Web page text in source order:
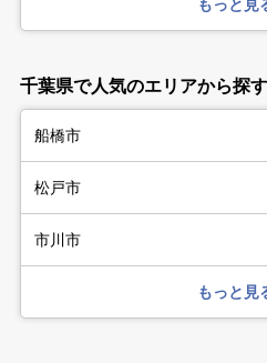
もっと見
千葉県で人気のエリアから探す
船橋市
松戸市
市川市
もっと見